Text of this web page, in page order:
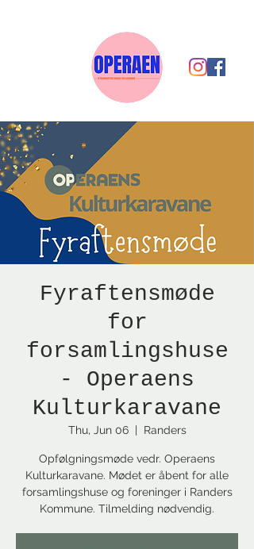
Fyraftensmøde
for
forsamlingshuse
- Operaens
Kulturkaravane
Thu, Jun 06
  |
Randers
Opfølgningsmøde vedr. Operaens
Kulturkaravane. Mødet er åbent for alle
forsamlingshuse og foreninger i Randers
Kommune. Tilmelding nødvendig.